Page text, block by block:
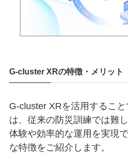
G-cluster XRの特徴・メリット
G-cluster XRを活用するこ
は、従来の防災訓練では難
体験や効率的な運用を実現
な特徴をご紹介します。